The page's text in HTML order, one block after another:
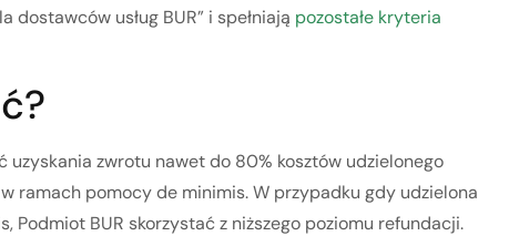
dostawców usług BUR” i spełniają pozostałe kryteria
uzyskania zwrotu nawet do 80% kosztów udzielonego
ramach pomocy de minimis. W przypadku gdy udzielona
BUR skorzystać z niższego poziomu refundacji.